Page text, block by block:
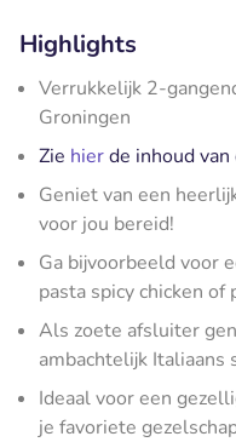
Highlights
Verrukkelijk 2-
Groningen
Zie hierde inhoud
Geniet van een
voor jou bereid!
Ga bijvoorbeeld voor
pasta spicy chicken of
Als zoete afsluiter
ambachtelijk Italiaans
Ideaal voor een
je favoriete